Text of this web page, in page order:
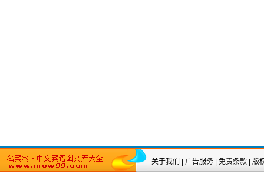
关于我们 广告服务| 免责条款| 版